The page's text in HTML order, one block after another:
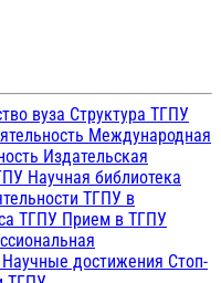
вуза Структура ТГПУ
Международная
Издательская
Научная библиотека
ТГПУ в
ТГПУ Прием в ТГПУ
Научные достижения Стоп-